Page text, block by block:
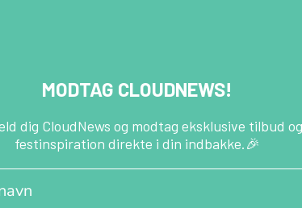
MODTAG CLOUDNEWS!
dig CloudNews og modtag eksklusive tilbud og
festinspiration direkte i din indbakke.🎉